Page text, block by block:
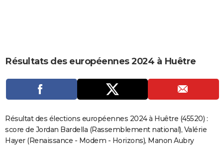
Carte de Noël
Carte Bonne année
Carte Saint-Valentin
Carte Pâques
Carte d'anniversaire
DICTIONNAIRE
COPAINS D'AVANT
Résultats des européennes 2024 à Huêtre
Résultat des élections européennes 2024 à Huêtre (45520) :
score de Jordan Bardella (Rassemblement national), Valérie
Hayer (Renaissance - Modem - Horizons), Manon Aubry